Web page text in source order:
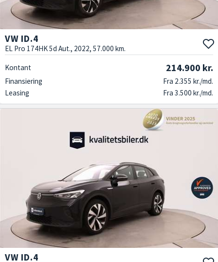
VW ID.4
EL Pro 174HK 5d Aut., 2022, 57.000 km.
Kontant 214.900 kr.
Finansiering
Fra 2.355 kr./md.
Leasing
Fra 3.500 kr./md.
VW ID.4